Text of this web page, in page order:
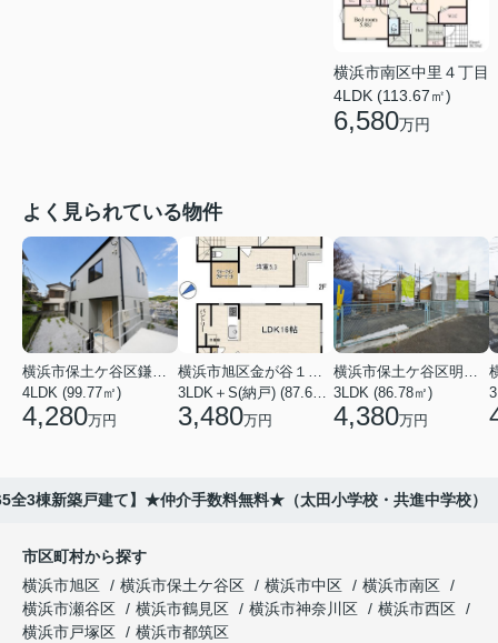
横浜市南区中里４丁目
4LDK (113.67㎡)
6,580万円
よく見られている物件
横浜市保土ケ谷区鎌谷町
4LDK (99.77㎡)
4,280万円
横浜市旭区金が谷１丁目
3LDK＋S(納戸) (87.61㎡)
3,480万円
横浜市保土ケ谷区明神台
3LDK (86.78㎡)
4,380万円
全3棟新築戸建て】★仲介手数料無料★（太田小学校・共進中学校）
市区町村から探す
横浜市旭区
横浜市保土ケ谷区 横浜市中区
横浜市南区
横浜市瀬谷区
横浜市鶴見区 横浜市神奈川区
横浜市西区
横浜市戸塚区
横浜市都筑区